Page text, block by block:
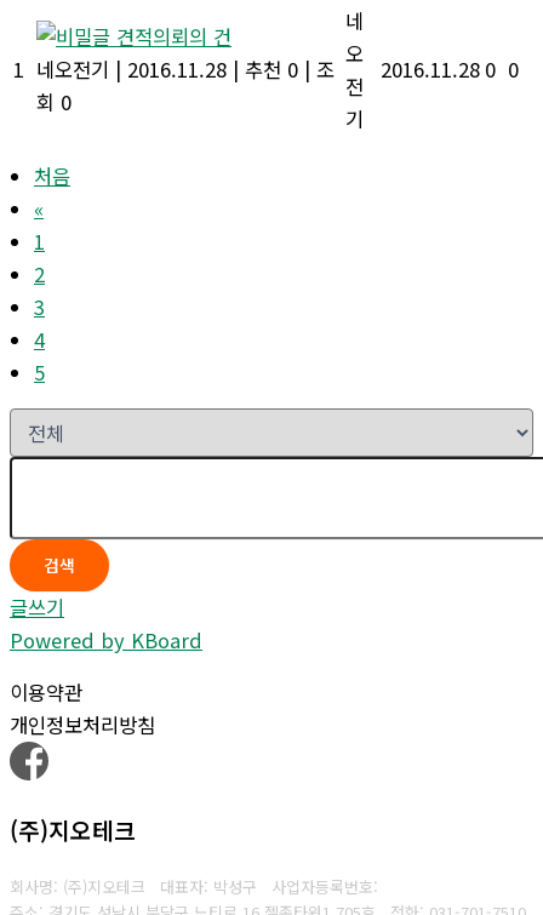
1
견적의뢰의 건
네오전기 | 2016.11.28 | 추천 0 | 조
회 0
네
오
전
기
2016.11.28 0 0
처음
«
1
2
3
4
5
검색
글쓰기
Powered by KBoard
이용약관
개인정보처리방침
(주)지오테크
회사명: (주)지오테크 대표자: 박성구 사업자등록번호: